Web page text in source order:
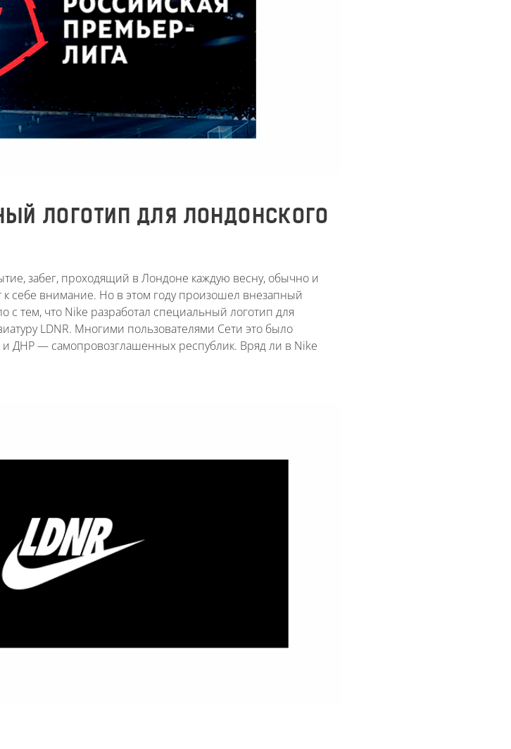
ЛОГОТИП ДЛЯ ЛОНДОНСКОГО
забег, проходящий в Лондоне каждую весну, обычно и
к себе внимание. Но в этом году произошел внезапный
с тем, что Nike разработал специальный логотип для
LDNR. Многими пользователями Сети это было
и ДНР — самопровозглашенных республик. Вряд ли в Nike